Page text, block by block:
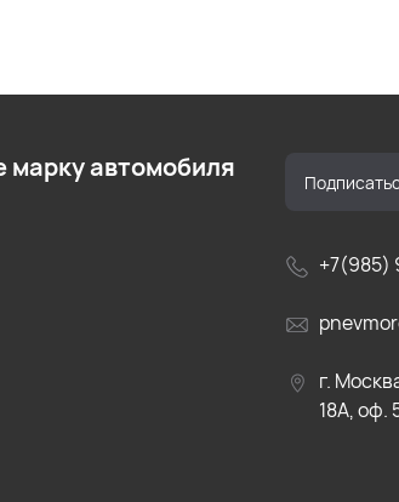
+7(985)
г.
18А, оф.
марку автомобиля